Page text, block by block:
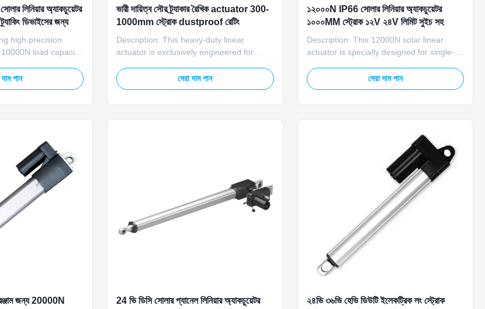
লিনিয়ার অ্যাকচুয়েটর
ডিভাইসের জন্য
high precision
load capacity,
for solar tracking
and
দাম পান
ভারী দায়িত্ব সৌর ট্র্যাকার রৈখিক actuator 300-
1000mm স্ট্রোক dustproof রেটিং
Description: This heavy-duty linear
actuator is exclusively engineered for
the rigorous demands of outdoor
photovoltaic applications. It delivers a
সেরা দাম পান
১২০০০N IP66 সোলার লিনিয়ার অ্যাকচুয়েটর
১০০০MM স্ট্রোক ১২V ২৪V লিমিট সুইচ সহ
Description: This 12000N solar linear
actuator is specially designed for single-
strong pushing and pulling force to adjust
solar panel angles accurately and steadily.
সেরা দাম পান
জন্য 20000N
24 ভি ডিসি সোলার প্যানেল লিনিয়ার অ্যাকচুয়েটর
২৪ভি ৩৬ভি হেভি ডিউটি ​​ইলেকট্রিক লং স্ট্রোক